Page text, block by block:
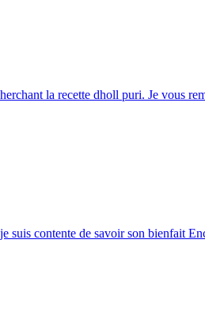
la recette dholl puri. Je vous
suis contente de savoir son bienfait